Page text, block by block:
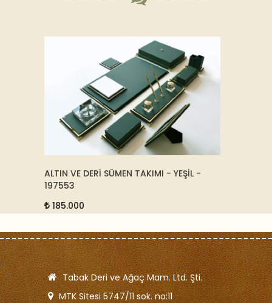
DERİ MENDİL KUTUSU - 35311
Tabak Deri ve Ağaç Mam. Ltd. Şti.
MTK Sitesi 5747/11 sok. no:11